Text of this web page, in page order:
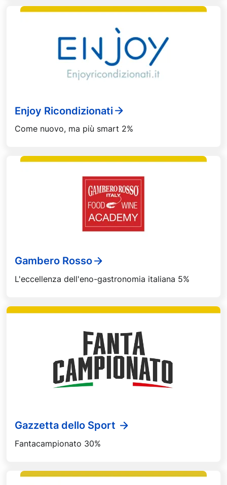
Enjoy Ricondizionati
Come nuovo, ma più smart 2%
Gambero Rosso
L'eccellenza dell'eno-gastronomia italiana 5%
Gazzetta dello Sport
Fantacampionato 30%